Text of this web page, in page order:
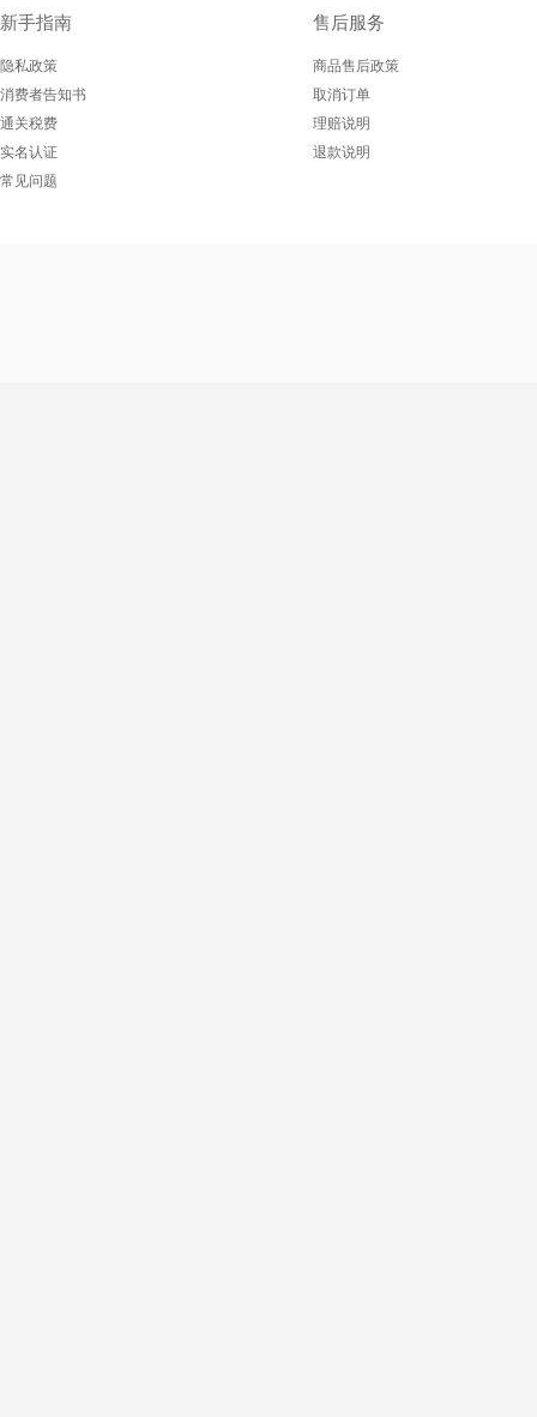
新手指南
隐私政策
消费者告知书
通关税费
实名认证
常见问题
售后服务
商品售后政策
取消订单
理赔说明
退款说明